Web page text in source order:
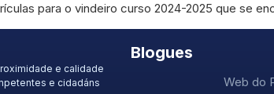
para o vindeiro curso 2024-2025 que se
e calidade
e cidadáns
Blogues
Web do